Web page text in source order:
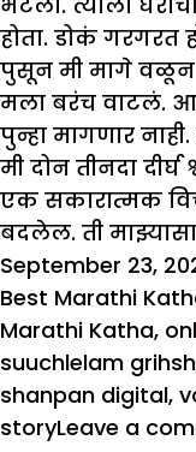
होता. डोकं गरगरत
पुसून मी मागे वळून
मला बरंच वाटलं.
पुन्हा मागणार
मी दोन तीनदा
एक सकारात्मक
बदलेल. ती
Posted
on
September 23,
Best Marathi
Marathi Katha,
suuchlelam
shanpan digital,
storyLeave a